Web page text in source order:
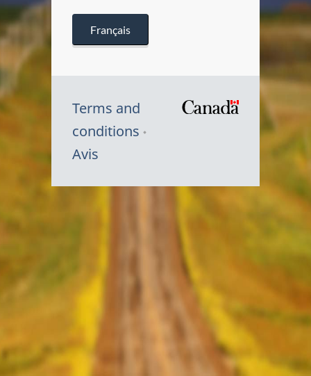
Français
Terms and
conditions
Avis
Symbole
Canada